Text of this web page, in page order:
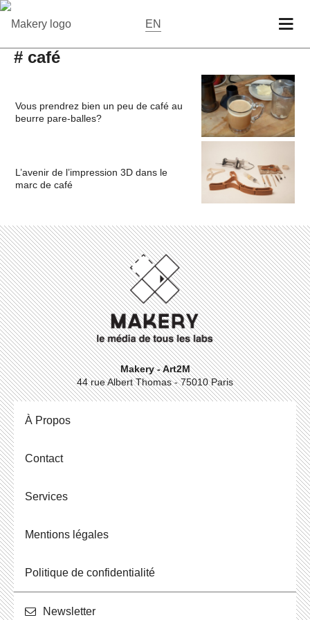
EN
# café
Vous prendrez bien un peu de café au
beurre pare-balles?
L’avenir de l’impression 3D dans le
marc de café
Makery - Art2M
44 rue Albert Thomas - 75010 Paris
À Propos
Contact
Ser­vices
Men­tions légales
Po­li­tique de confidentialité
News­let­ter